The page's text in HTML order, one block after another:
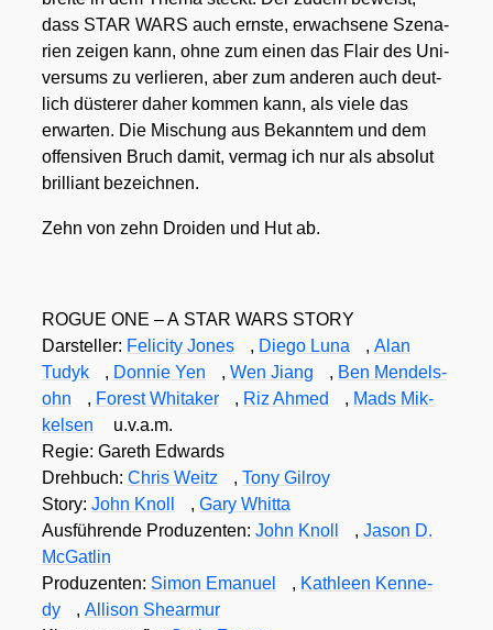
dass STAR WARS auch erns­te, erwach­se­ne Sze­na­
ri­en zei­gen kann, ohne zum einen das Flair des Uni­
ver­sums zu ver­lie­ren, aber zum ande­ren auch deut­
lich düs­te­rer daher kom­men kann, als vie­le das
erwar­ten. Die Mischung aus Bekann­tem und dem
offen­si­ven Bruch damit, ver­mag ich nur als abso­lut
bril­li­ant bezeich­nen.
Zehn von zehn Dro­iden und Hut ab.
ROGUE ONE – A STAR WARS STORY
Dar­stel­ler: Feli­ci­ty Jones , Die­go Luna , Alan
Tudyk
, Don­nie Yen , Wen Jiang , Ben Men­dels­
ohn
, Forest Whita­ker , Riz Ahmed , Mads Mik­
kel­sen
u.v.a.m.
Regie: Gareth Edwards
Dreh­buch: Chris Weitz , Tony Gil­roy
Sto­ry: John Knoll , Gary Whit­ta
Aus­füh­ren­de Pro­du­zen­ten: John Knoll , Jason D.
McGat­lin
Pro­du­zen­ten: Simon Ema­nu­el , Kath­le­en Ken­ne­
dy
, Alli­son She­ar­mur